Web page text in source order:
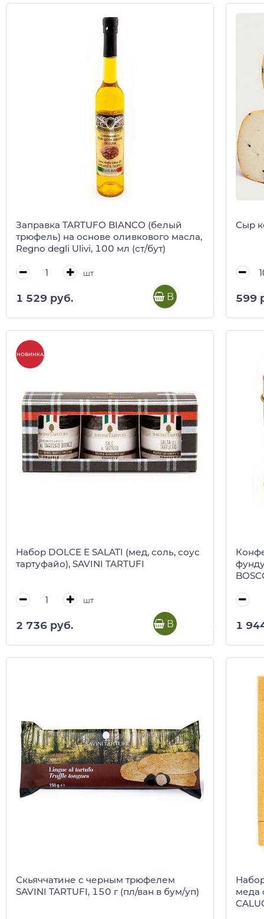
Заправка TARTUFO BIANCO (белый
трюфель) на основе оливкового масла,
Regno degli Ulivi, 100 мл (ст/бут)
шт
1 529 руб. В корзину
Сыр
599
НОВИНКА
Набор DOLCE E SALATI (мед, соль, соус
тартуфайо), SAVINI TARTUFI
шт
2 736 руб. В корзину 1
Скьяччатине с черным трюфелем
SAVINI TARTUFI, 150 г (пл/ван в бум/уп)
меда